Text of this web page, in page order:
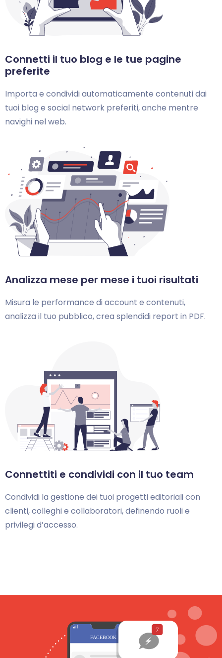
Connetti il tuo blog e le tue pagine
preferite
Importa e condividi automaticamente contenuti dai
tuoi blog e social network preferiti, anche mentre
navighi nel web.
Analizza mese per mese i tuoi risultati
Misura le performance di account e contenuti,
analizza il tuo pubblico, crea splendidi report in PDF.
Connettiti e condividi con il tuo team
Condividi la gestione dei tuoi progetti editoriali con
clienti, colleghi e collaboratori, definendo ruoli e
privilegi d’accesso.